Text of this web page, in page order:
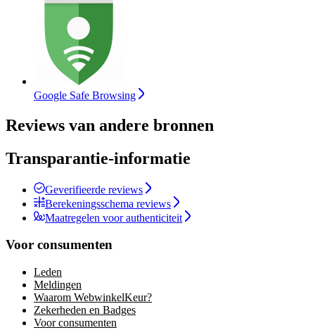
Google Safe Browsing
Reviews van andere bronnen
Transparantie-informatie
Geverifieerde reviews
Berekeningsschema reviews
Maatregelen voor authenticiteit
Voor consumenten
Leden
Meldingen
Waarom WebwinkelKeur?
Zekerheden en Badges
Voor consumenten